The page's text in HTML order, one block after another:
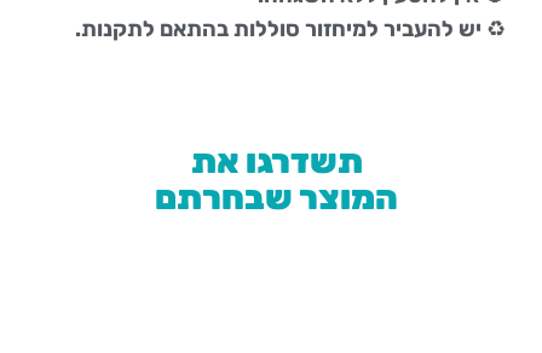
♻️ יש להעביר למיחזור סוללות בהתאם לתקנות.
תשדרגו את
המוצר שבחרתם